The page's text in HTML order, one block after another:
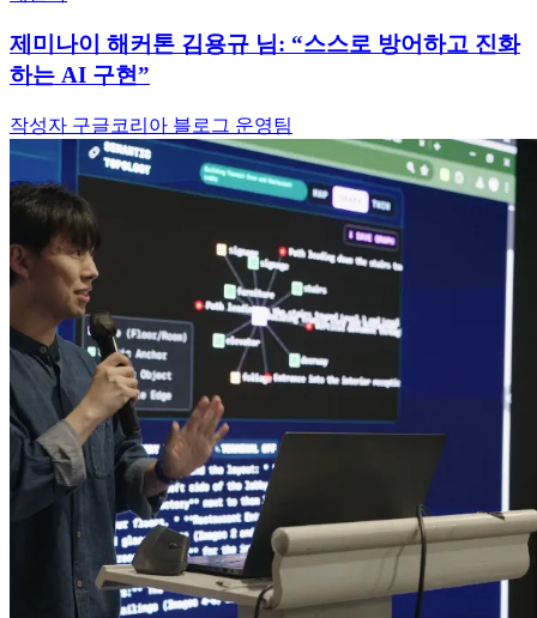
제미나이 해커톤 김용규 님: “스스로 방어하고 진화
하는 AI 구현”
작성자 구글코리아 블로그 운영팀